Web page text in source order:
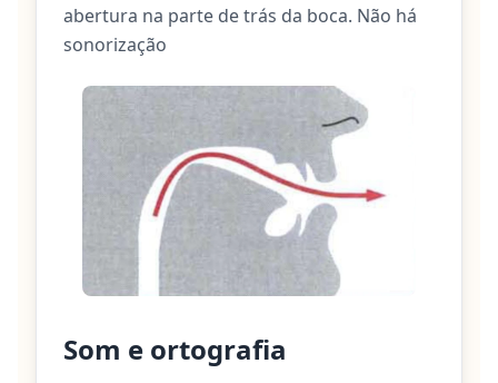
abertura na parte de trás da boca. Não há
sonorização
Som e ortografia